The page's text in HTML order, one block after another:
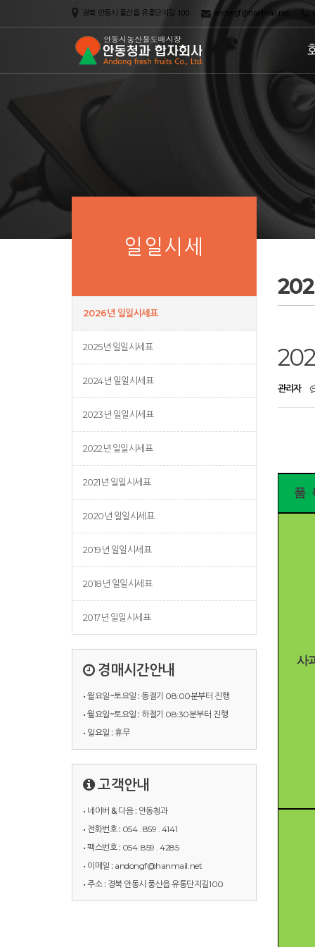
경북 안동시 풍산읍 유통단지길 100 andongf@hanmail.net
일일시세
2026년 일일시세표
2025년 일일시세표
2024년 일일시세표
2023년 일일시세표
2022년 일일시세표
2021년 일일시세표
2020년 일일시세표
2019년 일일시세표
2018년 일일시세표
2017년 일일시세표
경매시간안내
• 월요일~토요일 : 동절기 08:00분부터 진행
• 월요일~토요일 : 하절기 08:30분부터 진행
• 일요일 : 휴무
고객안내
• 네이버 & 다음 : 안동청과
• 전화번호 : 054 . 859 . 4141
• 팩스번호 : 054. 859 . 4285
• 이메일 : andongf@hanmail.net
• 주소 : 경북 안동시 풍산읍 유통단지길100
관리자
품
사